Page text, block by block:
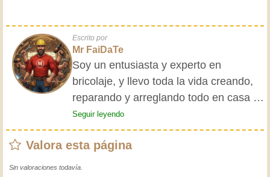
Escrito por
Mr FaiDaTe
Soy un entusiasta y experto en
bricolaje, y llevo toda la vida creando,
reparando y arreglando todo en casa y
para mis amigos. Mis abuelos me
enseñaron lo básico desde pequeño, y
desde entonces he adquirido una vasta
experiencia. ¡La experiencia enseña! Te
Seguir leyendo
Valora esta página
Sin valoraciones todavía.